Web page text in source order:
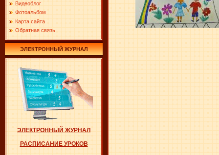
Видеоблог
Фотоальбом
Карта сайта
Обратная связь
ЭЛЕКТРОННЫЙ ЖУРНАЛ
ЭЛЕКТРОННЫЙ ЖУРНАЛ
РАСПИСАНИЕ УРОКОВ